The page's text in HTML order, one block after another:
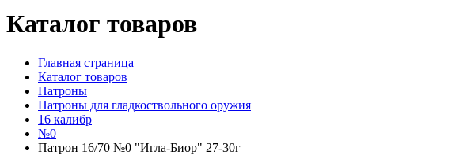
Каталог товаров
Главная страница
Каталог товаров
Патроны
Патроны для гладкоствольного оружия
16 калибр
№0
Патрон 16/70 №0 "Игла-Биор" 27-30г